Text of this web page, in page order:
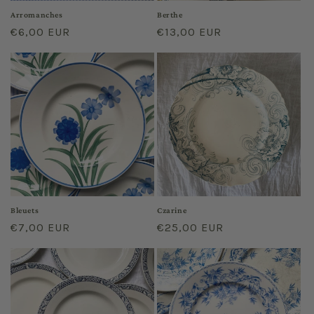
Arromanches
Prix
€6,00 EUR
Berthe
Prix
€13,00 EUR
Bleuets
Prix
€7,00 EUR
Czarine
Prix
€25,00 EUR